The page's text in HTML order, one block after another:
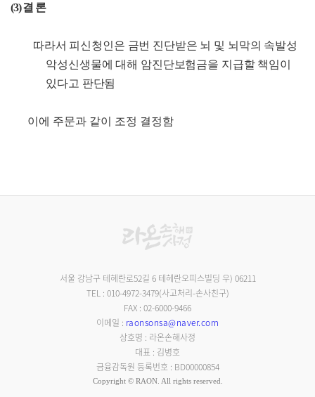
(3)결 론
따라서 피신청인은 금번 진단받은 뇌 및 뇌막의 속발성
악성신생물에 대해 암진단보험금을 지급할 책임이
있다고 판단됨
이에 주문과 같이 조정 결정함
서울 강남구 테헤란로52길 6 테헤란오피스빌딩 우) 06211
TEL : 010-4972-3479(사고처리-손사친구)
FAX : 02-6000-9466
이메일 : raonsonsa@naver.com
상호명 : 라온손해사정
대표 : 김병호
금융감독원 등록번호 : BD00000854
Copyright © RAON. All rights reserved.